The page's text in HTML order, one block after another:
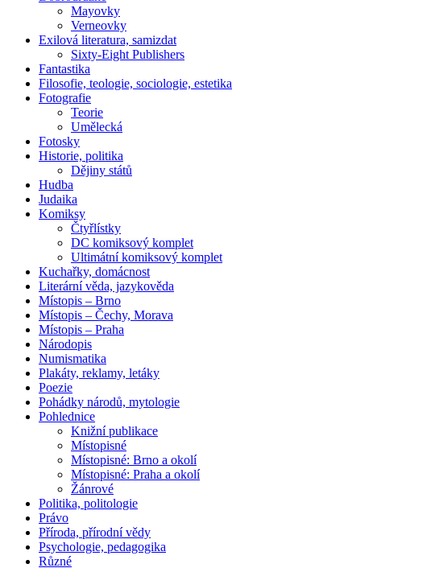
Mayovky
Verneovky
Exilová literatura, samizdat
Sixty-Eight Publishers
Fantastika
Filosofie, teologie, sociologie, estetika
Fotografie
Teorie
Umělecká
Fotosky
Historie, politika
Dějiny států
Hudba
Judaika
Komiksy
Čtyřlístky
DC komiksový komplet
Ultimátní komiksový komplet
Kuchařky, domácnost
Literární věda, jazykověda
Místopis – Brno
Místopis – Čechy, Morava
Místopis – Praha
Národopis
Numismatika
Plakáty, reklamy, letáky
Poezie
Pohádky národů, mytologie
Pohlednice
Knižní publikace
Místopisné
Místopisné: Brno a okolí
Místopisné: Praha a okolí
Žánrové
Politika, politologie
Právo
Příroda, přírodní vědy
Psychologie, pedagogika
Různé